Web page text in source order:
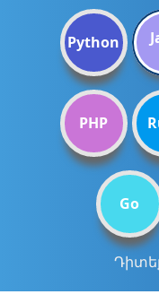
Python
PHP
Go